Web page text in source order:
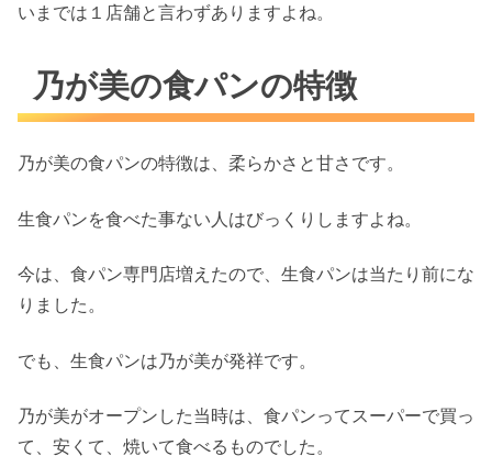
いまでは１店舗と言わずありますよね。
乃が美の食パンの特徴
乃が美の食パンの特徴は、柔らかさと甘さです。
生食パンを食べた事ない人はびっくりしますよね。
今は、食パン専門店増えたので、生食パンは当たり前にな
りました。
でも、生食パンは乃が美が発祥です。
乃が美がオープンした当時は、食パンってスーパーで買っ
て、安くて、焼いて食べるものでした。